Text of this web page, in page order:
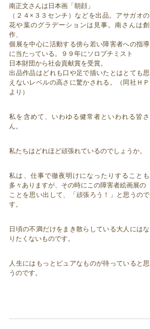
南正文さんは日本画「朝顔」
（２４×３３センチ）などを出品。アサガオの
花や葉のグラデーションは見事。南さんは創
作、
個展を中心に活動する傍ら若い障害者への指導
に当たっている。９９年にソロプチミスト
日本財団から社会貢献賞を受賞。
出品作品はどれも口や足で描いたとはとても思
えないレベルの高さに驚かされる。（同社ＨＰ
より）
私を含めて、いわゆる健常者といわれる皆さ
ん。
私たちはどれほど頑張れているのでしょうか。
私は、仕事で徹夜明けになったりすることも
多々ありますが、その時にこの障害者絵画展の
ことを思い出して、「頑張ろう！」と思うので
す。
日頃の不満だけをまき散らしている大人にはな
りたくないものです。
人生にはもっとピュアなものが待っていると思
うのです。